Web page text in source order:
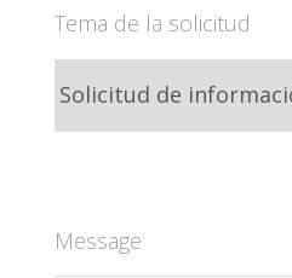
Tema de la solicitud
Message